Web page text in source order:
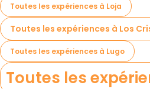
Toutes les expériences à Loja
Toutes les expériences à Los
Toutes les expériences à Lugo
Toutes les